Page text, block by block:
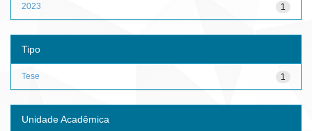
1
2023
Tipo
1
Tese
Unidade Acadêmica